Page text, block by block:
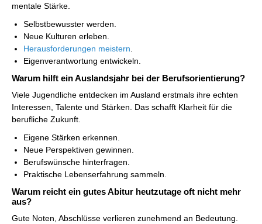
mentale Stärke.
Selbstbewusster werden.
Neue Kulturen erleben.
Herausforderungen meistern
Eigenverantwortung entwickeln.
Warum hilft ein Auslandsjahr bei der Berufsorientierung?
Viele Jugendliche entdecken im Ausland erstmals ihre echten
Interessen, Talente und Stärken. Das schafft Klarheit für die
berufliche Zukunft.
Eigene Stärken erkennen.
Neue Perspektiven gewinnen.
Berufswünsche hinterfragen.
Praktische Lebenserfahrung sammeln.
Warum reicht ein gutes Abitur heutzutage oft nicht mehr
aus?
Gute Noten, Abschlüsse verlieren zunehmend an Bedeutung.